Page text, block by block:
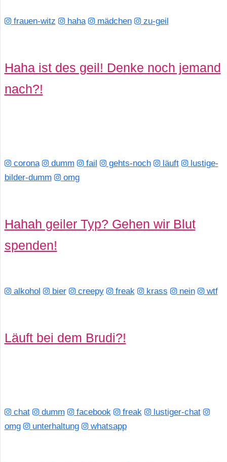
frauen-witz haha mädchen zu-geil
Haha ist des geil! Denke noch jemand
nach?!
corona dumm fail gehts-noch läuft
lustige-
bilder-dumm
omg
Hahah geiler Typ? Gehen wir Blut
spenden!
alkohol bier creepy freak krass nein wtf
Läuft bei dem Brudi?!
chat dumm facebook freak
lustiger-chat
omg
unterhaltung whatsapp